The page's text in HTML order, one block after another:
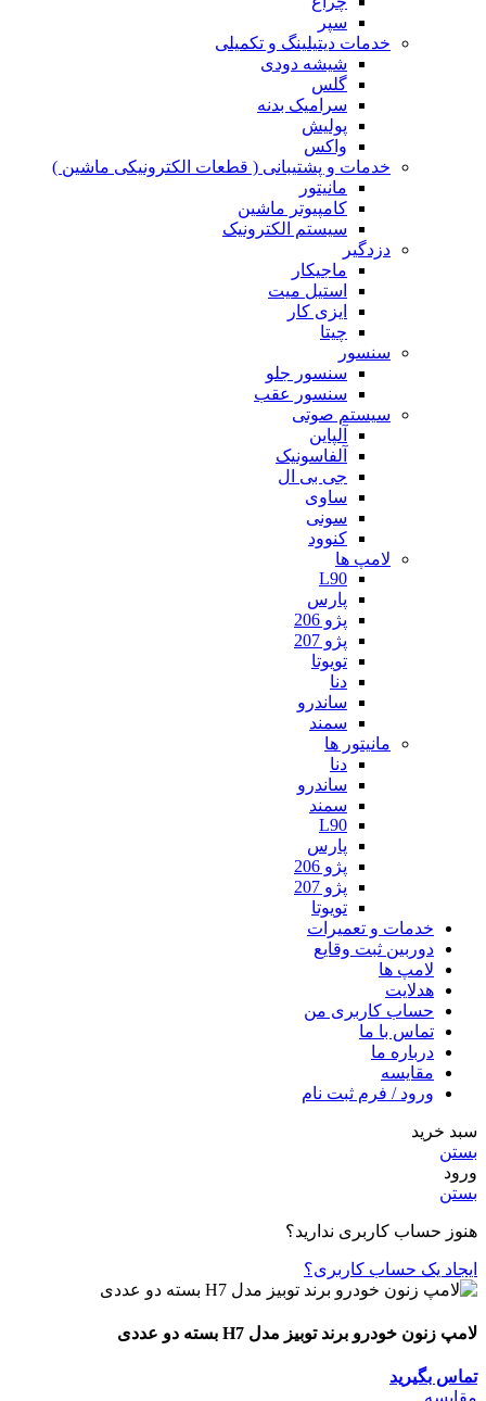
سپر
خدمات دیتیلینگ و تکمیلی
شیشه دودی
گلس
سرامیک بدنه
پولیش
واکس
خدمات و پشتیبانی ( قطعات الکترونیکی ماشین )
مانیتور
کامپیوتر ماشین
سیستم الکترونیک
دزدگیر
ماجیکار
استیل میت
ایزی کار
چیتا
سنسور
سنسور جلو
سنسور عقب
سیستم صوتی
آلپاین
آلفاسونیک
جی بی ال
ساوی
سونی
کنوود
لامپ ها
L90
پارس
پژو 206
پژو 207
تویوتا
دنا
ساندرو
سمند
مانیتور ها
دنا
ساندرو
سمند
L90
پارس
پژو 206
پژو 207
تویوتا
خدمات و تعمیرات
دوربین ثبت وقایع
لامپ ها
هدلایت
حساب کاربری من
تماس با ما
درباره ما
مقایسه
ورود / فرم ثبت نام
سبد خرید
بستن
ورود
بستن
هنوز حساب کاربری ندارید؟
ایجاد یک حساب کاربری؟
لامپ زنون خودرو برند توبیز مدل H7 بسته دو عددی
تماس بگیرید